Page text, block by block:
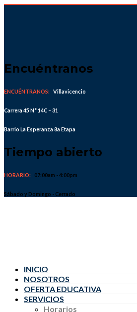
Encuéntranos
ENCUÉNTRANOS: Villavicencio
Carrera 45 N° 14C – 31
Barrio La Esperanza 8a Etapa
Tiempo abierto
HORARIO: 07:00am - 4:00pm
Sábado y Domingo - Cerrado
INICIO
NOSOTROS
OFERTA EDUCATIVA
SERVICIOS
Horarios